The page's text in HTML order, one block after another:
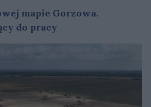
mapie Gorzowa.
do pracy